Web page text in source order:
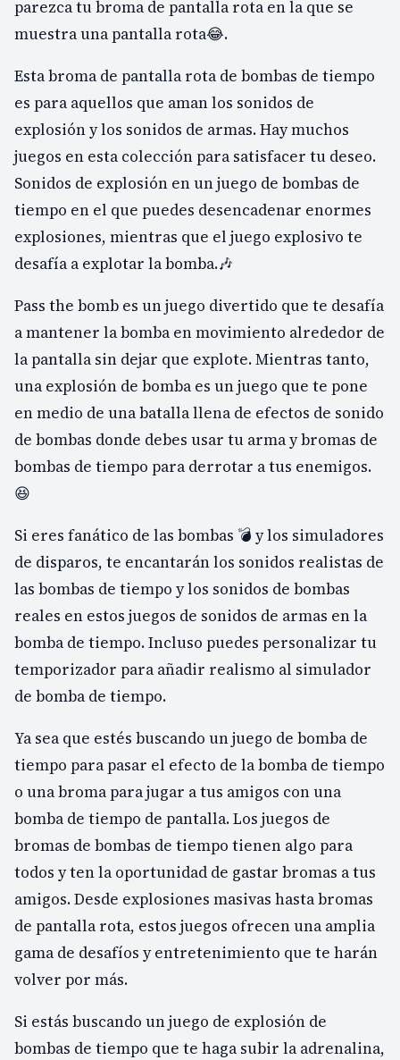
parezca tu broma de pantalla rota en la que se
muestra una pantalla rota😂.
Esta broma de pantalla rota de bombas de tiempo
es para aquellos que aman los sonidos de
explosión y los sonidos de armas. Hay muchos
juegos en esta colección para satisfacer tu deseo.
Sonidos de explosión en un juego de bombas de
tiempo en el que puedes desencadenar enormes
explosiones, mientras que el juego explosivo te
desafía a explotar la bomba.🎶
Pass the bomb es un juego divertido que te desafía
a mantener la bomba en movimiento alrededor de
la pantalla sin dejar que explote. Mientras tanto,
una explosión de bomba es un juego que te pone
en medio de una batalla llena de efectos de sonido
de bombas donde debes usar tu arma y bromas de
bombas de tiempo para derrotar a tus enemigos.
😆
Si eres fanático de las bombas 💣 y los simuladores
de disparos, te encantarán los sonidos realistas de
las bombas de tiempo y los sonidos de bombas
reales en estos juegos de sonidos de armas en la
bomba de tiempo. Incluso puedes personalizar tu
temporizador para añadir realismo al simulador
de bomba de tiempo.
Ya sea que estés buscando un juego de bomba de
tiempo para pasar el efecto de la bomba de tiempo
o una broma para jugar a tus amigos con una
bomba de tiempo de pantalla. Los juegos de
bromas de bombas de tiempo tienen algo para
todos y ten la oportunidad de gastar bromas a tus
amigos. Desde explosiones masivas hasta bromas
de pantalla rota, estos juegos ofrecen una amplia
gama de desafíos y entretenimiento que te harán
volver por más.
Si estás buscando un juego de explosión de
bombas de tiempo que te haga subir la adrenalina,